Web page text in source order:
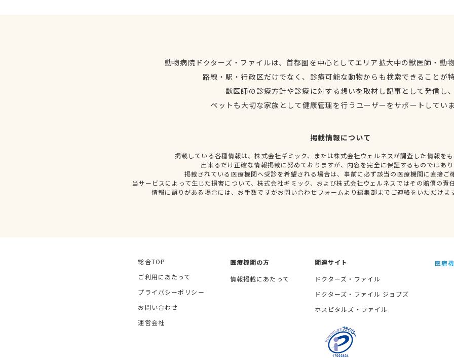
動物病院ドクターズ・ファイルは、首都圏を中心としてエリア拡大中の獣医師・動
路線・駅・行政区だけでなく、診療可能な動物からも検索できることが
獣医師の診療方針や診療に対する想いを取材し記事として発信し
ペットも大切な家族として健康管理を行うユーザーをサポートしてい
掲載情報について
掲載している各種情報は、株式会社ギミック、または株式会社ウェルネスが調査した情報を
出来るだけ正確な情報掲載に努めておりますが、内容を完全に保証するものではあ
掲載されている医療機関へ受診を希望される場合は、事前に必ず該当の医療機関に直接ご
当サービスによって生じた損害について、株式会社ギミック、および株式会社ウェルネスではその賠償の責
情報に誤りがある場合には、お手数ですがお問い合わせフォームより編集部までご連絡をいただけま
総合TOP
ご利用にあたって
プライバシーポリシー
お問い合わせ
運営会社
医療機関の方
情報掲載にあたって
関連サイト
ドクターズ・ファイル
ドクターズ・ファイル ジョブズ
ホスピタルズ・ファイル
医療